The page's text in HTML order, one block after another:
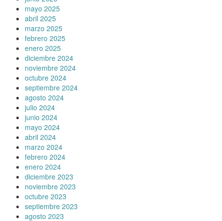
mayo 2025
abril 2025
marzo 2025
febrero 2025
enero 2025
diciembre 2024
noviembre 2024
octubre 2024
septiembre 2024
agosto 2024
julio 2024
junio 2024
mayo 2024
abril 2024
marzo 2024
febrero 2024
enero 2024
diciembre 2023
noviembre 2023
octubre 2023
septiembre 2023
agosto 2023